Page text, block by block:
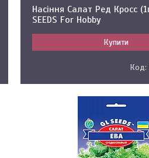
Насіння Салат Ред Кросс
SEEDS For Hobby
Купити